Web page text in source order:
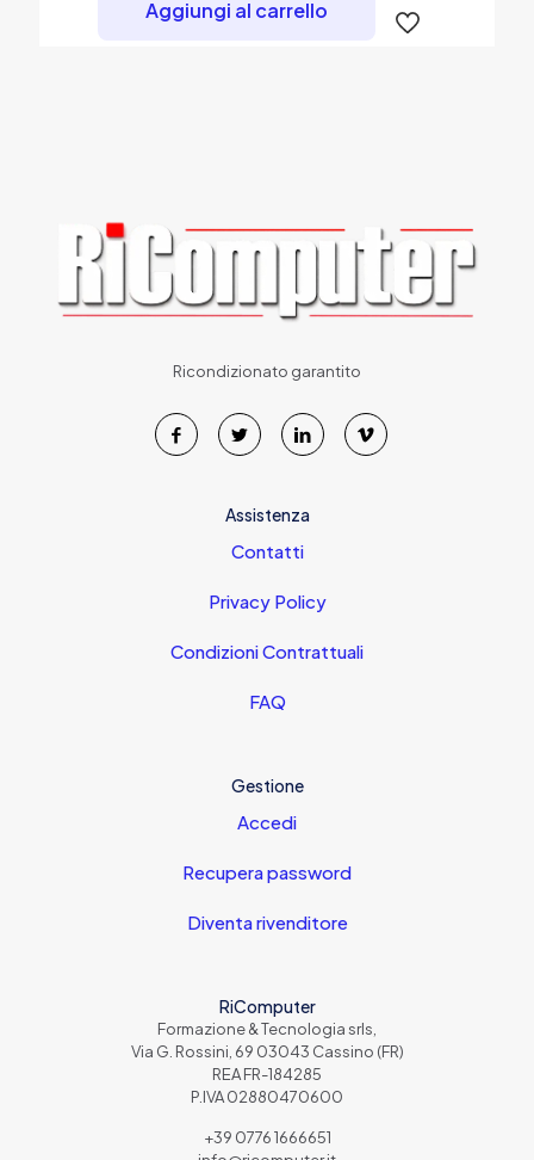
94,05 €.
Aggiungi al carrello
Ricondizionato garantito
Assistenza
Contatti
Privacy Policy
Condizioni Contrattuali
FAQ
Gestione
Accedi
Recupera password
Diventa rivenditore
RiComputer
Formazione & Tecnologia srls,
Via G. Rossini, 69 03043 Cassino (FR)
REA FR-184285
P.IVA 02880470600
+39 0776 1666651